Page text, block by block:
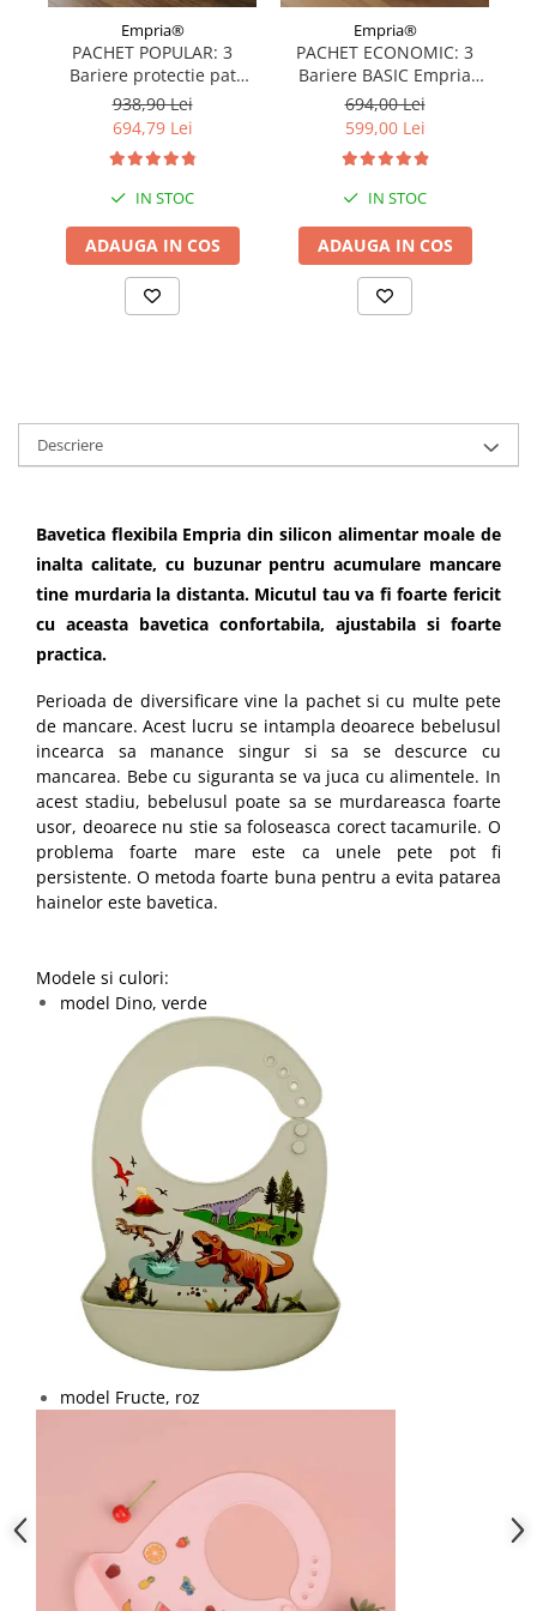
Empria®
PACHET POPULAR: 3
Bariere protectie pat
copii, SELECT, 160x200
cm
938,90 Lei
694,79 Lei
IN STOC
ADAUGA IN COS
Empria®
PACHET ECONOMIC: 3
Bariere BASIC Empria
protectie pat 160X200 cm
+ bara stabilizatoare
694,00 Lei
599,00 Lei
IN STOC
ADAUGA IN COS
Descriere
Bavetica flexibila Empria din silicon alimentar moale de
inalta calitate, cu buzunar pentru acumulare mancare
tine murdaria la distanta. Micutul tau va fi foarte fericit
cu aceasta bavetica confortabila, ajustabila si foarte
practica.
Perioada de diversificare vine la pachet si cu multe pete
de mancare. Acest lucru se intampla deoarece bebelusul
incearca sa manance singur si sa se descurce cu
mancarea. Bebe cu siguranta se va juca cu alimentele. In
acest stadiu, bebelusul poate sa se murdareasca foarte
usor, deoarece nu stie sa foloseasca corect tacamurile. O
problema foarte mare este ca unele pete pot fi
persistente. O metoda foarte buna pentru a evita patarea
hainelor este bavetica.
Modele si culori:
model Dino, verde
model Fructe, roz